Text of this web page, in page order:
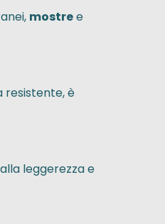
mostree
resistente, è
leggerezza e